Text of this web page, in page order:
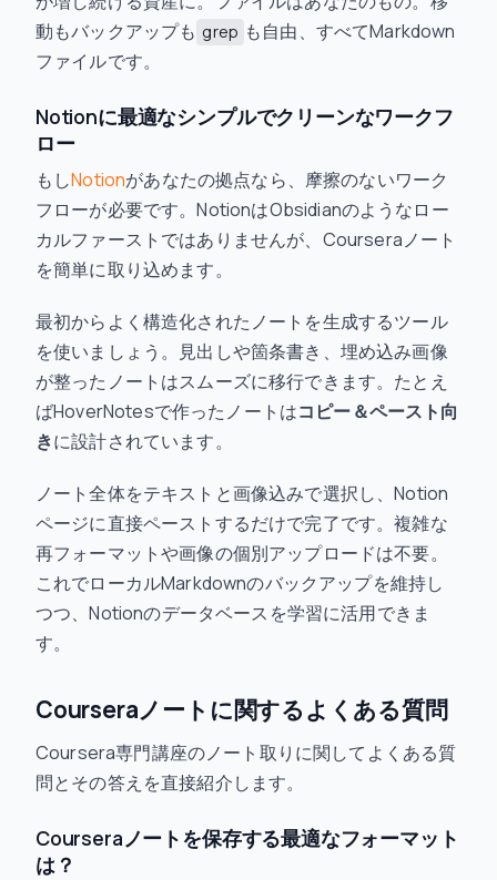
動もバックアップも grep も自由、すべてMarkdown
ファイルです。
Notionに最適なシンプルでクリーンなワークフ
ロー
もしNotionがあなたの拠点なら、摩擦のないワーク
フローが必要です。NotionはObsidianのようなロー
カルファーストではありませんが、Courseraノート
を簡単に取り込めます。
最初からよく構造化されたノートを生成するツール
を使いましょう。見出しや箇条書き、埋め込み画像
が整ったノートはスムーズに移行できます。たとえ
ばHoverNotesで作ったノートはコピー＆ペースト向
きに設計されています。
ノート全体をテキストと画像込みで選択し、Notion
ページに直接ペーストするだけで完了です。複雑な
再フォーマットや画像の個別アップロードは不要。
これでローカルMarkdownのバックアップを維持し
つつ、Notionのデータベースを学習に活用できま
す。
Courseraノートに関するよくある質問
Coursera専門講座のノート取りに関してよくある質
問とその答えを直接紹介します。
Courseraノートを保存する最適なフォーマット
は？